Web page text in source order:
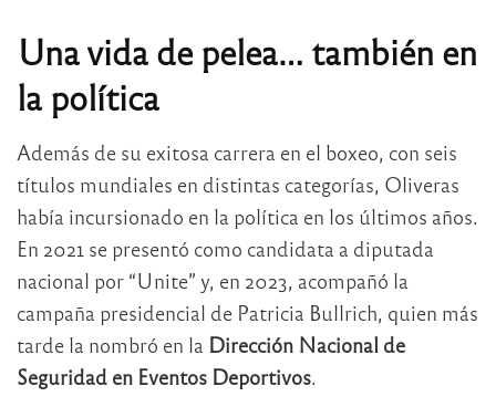
Una vida de pelea… también en
la política
Además de su exitosa carrera en el boxeo, con seis
títulos mundiales en distintas categorías, Oliveras
había incursionado en la política en los últimos años.
En 2021 se presentó como candidata a diputada
nacional por “Unite” y, en 2023, acompañó la
campaña presidencial de Patricia Bullrich, quien más
tarde la nombró en la Dirección Nacional de
Seguridad en Eventos Deportivos.